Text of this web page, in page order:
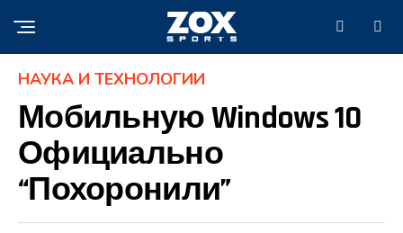
НАУКА И ТЕХНОЛОГИИ
Мобильную Windows 10
Официально
“похоронили”